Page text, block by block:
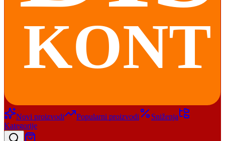
Novi proizvodi Popularni proizvodi
Sniženja
Kategorije